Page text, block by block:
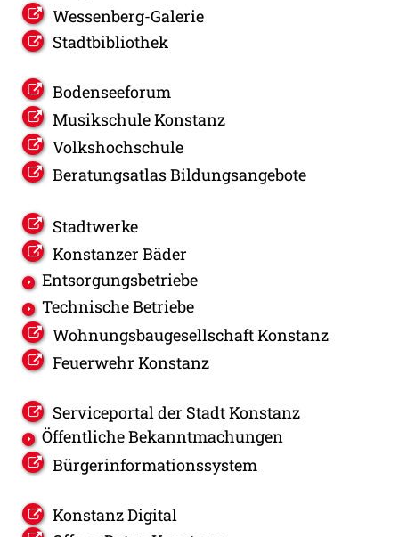
Wessenberg-Galerie
Stadtbibliothek
Bodenseeforum
Musikschule Konstanz
Volkshochschule
Beratungsatlas Bildungsangebote
Stadtwerke
Konstanzer Bäder
Entsorgungsbetriebe
Technische Betriebe
Wohnungsbaugesellschaft Konstanz
Feuerwehr Konstanz
Serviceportal der Stadt Konstanz
Öffentliche Bekanntmachungen
Bürgerinformationssystem
Konstanz Digital